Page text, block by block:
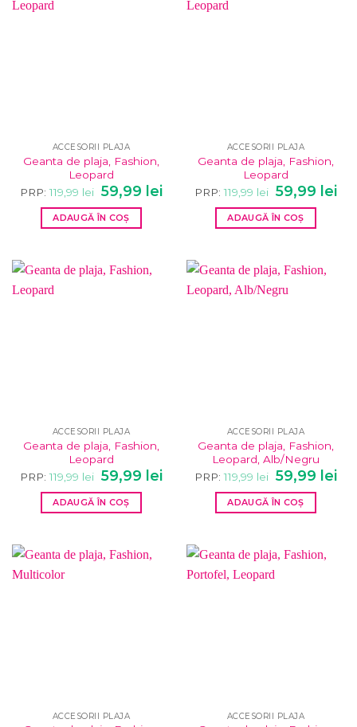
ACCESORII PLAJA
Geanta de plaja, Fashion,
Leopard
PRP: 119,99 lei Prețul
inițial
a
fost:
119,99 lei.
59,99 leiPrețul
curent
ADAUGĂ ÎN COȘ
ACCESORII PLAJA
Geanta de plaja, Fashion,
Leopard
PRP: 119,99 lei Prețul
inițial
a
fost:
119,99 lei.
59,99 lei
ADAUGĂ ÎN COȘ
ACCESORII PLAJA
Geanta de plaja, Fashion,
Leopard
PRP: 119,99 lei Prețul
inițial
a
fost:
119,99 lei.
59,99 leiPrețul
curent
ADAUGĂ ÎN COȘ
ACCESORII PLAJA
Geanta de plaja, Fashion,
Leopard, Alb/Negru
PRP: 119,99 lei Prețul
inițial
a
fost:
119,99 lei.
59,99 lei
ADAUGĂ ÎN COȘ
ACCESORII PLAJA ACCESORII PLAJA